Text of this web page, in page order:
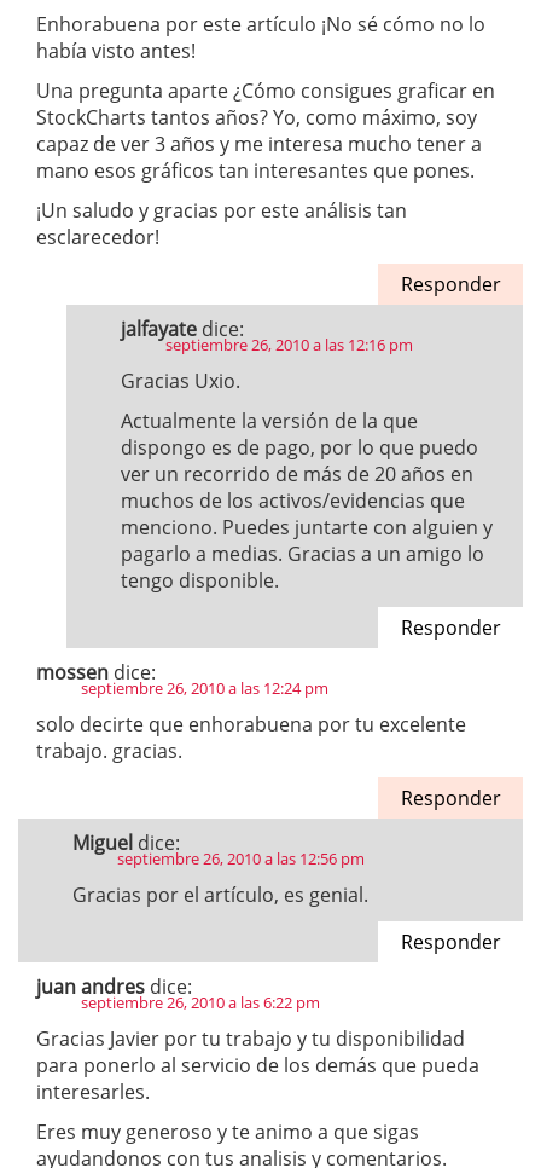
Enhorabuena por este artículo ¡No sé cómo no lo
había visto antes!
Una pregunta aparte ¿Cómo consigues graficar en
StockCharts tantos años? Yo, como máximo, soy
capaz de ver 3 años y me interesa mucho tener a
mano esos gráficos tan interesantes que pones.
¡Un saludo y gracias por este análisis tan
esclarecedor!
Responder
jalfayate dice:
septiembre 26, 2010 a las 12:16 pm
Gracias Uxio.
Actualmente la versión de la que
dispongo es de pago, por lo que puedo
ver un recorrido de más de 20 años en
muchos de los activos/evidencias que
menciono. Puedes juntarte con alguien y
pagarlo a medias. Gracias a un amigo lo
tengo disponible.
Responder
mossen dice:
septiembre 26, 2010 a las 12:24 pm
solo decirte que enhorabuena por tu excelente
trabajo. gracias.
Responder
Miguel dice:
septiembre 26, 2010 a las 12:56 pm
Gracias por el artículo, es genial.
Responder
juan andres dice:
septiembre 26, 2010 a las 6:22 pm
Gracias Javier por tu trabajo y tu disponibilidad
para ponerlo al servicio de los demás que pueda
interesarles.
Eres muy generoso y te animo a que sigas
ayudandonos con tus analisis y comentarios.